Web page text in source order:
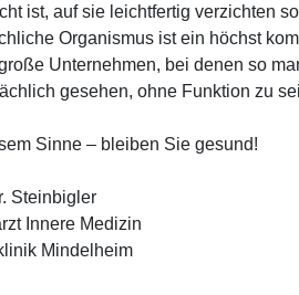
ist, auf sie leichtfertig verzichten
Organismus ist ein höchst
Unternehmen, bei denen so
gesehen, ohne Funktion zu
Sinne – bleiben Sie gesund!
Steinbigler
Innere Medizin
Mindelheim